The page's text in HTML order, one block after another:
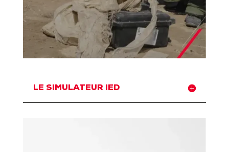
LE SIMULATEUR IED